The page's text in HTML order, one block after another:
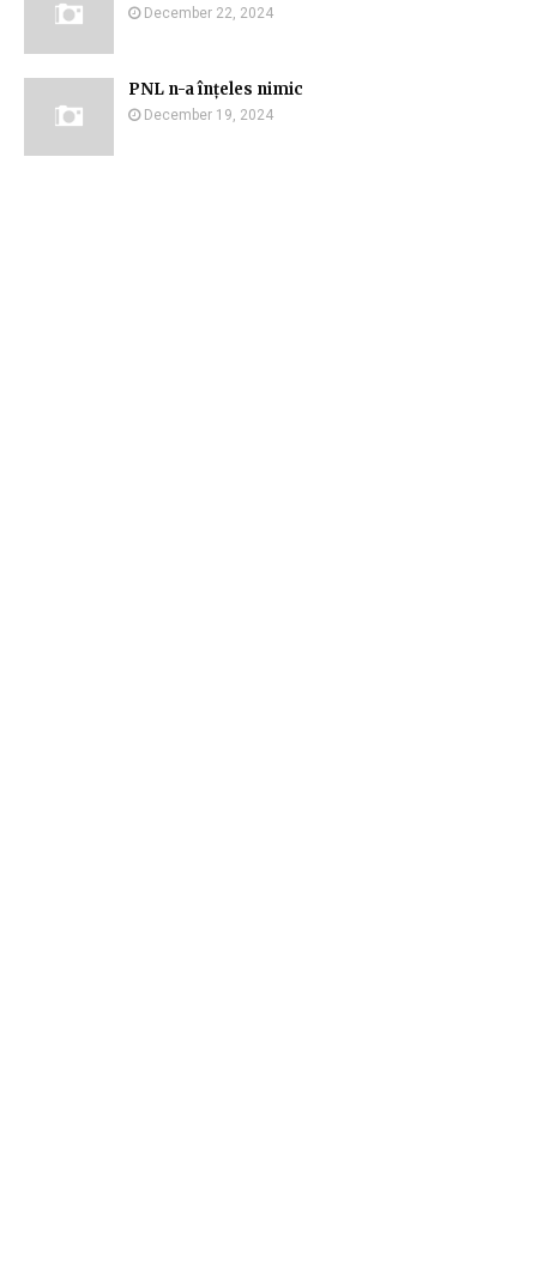
December 22, 2024
PNL n-a înțeles nimic
December 19, 2024